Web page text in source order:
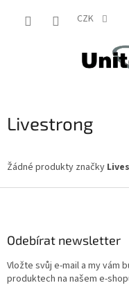
CZK
Livestrong
Žádné produkty značky
Odebírat newsletter
Vložte svůj e-mail a my vám
produktech na našem e-